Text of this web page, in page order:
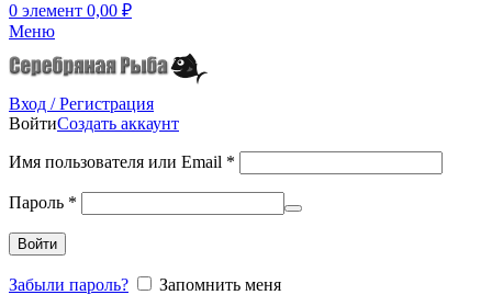
0 элемент 0,00 ₽
Меню
Вход / Регистрация
ВойтиСоздать аккаунт
Имя пользователя или Email *
Пароль *
Войти
Забыли пароль?
Запомнить меня